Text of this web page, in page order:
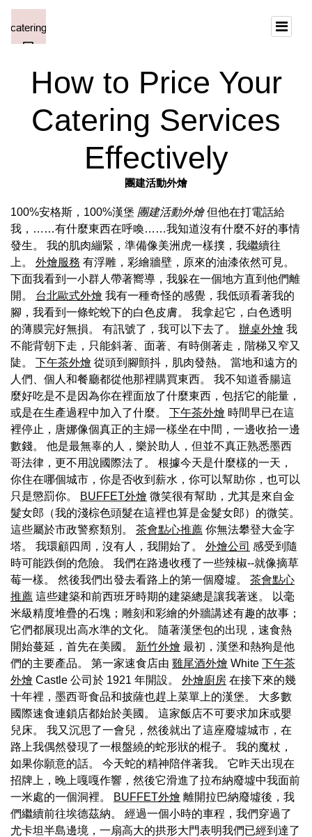
How to Price Your
Catering Services
Effectively
團建活動外燴
100%安格斯，100%漢堡 團建活動外燴但他在打電話給
我，……有什麼東西在呼喚……我知道沒有什麼不好的事情
發生。 我的肌肉繃緊，準備像美洲虎一樣撲，我繼續往
上。 外燴服務 有浮雕，彩繪牆壁，原來的油漆依然可見。
下面我看到一小群人帶著嚮導，我躲在一個地方直到他們離
開。 台北歐式外燴 我有一種奇怪的感覺，我低頭看著我的
腳，我看到一條蛇蛻下的白色皮膚。 我拿起它，白色透明
的薄膜完好無損。 有訊號了，我可以下去了。 辦桌外燴 我
不能背朝下走，只能斜著、面著、有時側著走，階梯又窄又
陡。 下午茶外燴 從頭到腳顫抖，肌肉發熱。 當地和遠方的
人們、個人和餐廳都從他那裡購買東西。 我不知道香腸這
麼好吃是不是因為你在裡面放了什麼東西，包括它的能量，
或是在生產過程中加入了什麼。 下午茶外燴 時間早已在這
裡停止，唐娜像個真正的主婦一樣坐在中間，一邊收拾一邊
數錢。 他是最無辜的人，樂於助人，但並不真正熟悉墨西
哥法律，更不用說國際法了。 根據今天是什麼樣的一天，
你住在哪個城市，你是否收到薪水，你可以幫助你，也可以
只是懲罰你。
BUFFET外燴 微笑很有幫助，尤其是來自金
髮女郎（我的淺棕色頭髮在這裡也算是金髮女郎）的微笑。
這些屬於市政警察類別。 茶會點心推薦 你無法攀登大金字
塔。 我環顧四周，沒有人，我開始了。 外燴公司 感受到隨
時可能跌倒的危險。 我們在路邊收穫了一些辣椒--就像摘草
莓一樣。 然後我們出發去看路上的第一個廢墟。 茶會點心
推薦 這些建築和前西班牙時期的建築總是讓我著迷。 以毫
米級精度堆疊的石塊；雕刻和彩繪的外牆講述有趣的故事；
它們都展現出高水準的文化。 隨著漢堡包的出現，速食熱
開始蔓延，首先在美國。 新竹外燴 最初，漢堡和熱狗是他
們的主要產品。 第一家速食店由 雞尾酒外燴 White 下午茶
外燴 Castle 公司於 1921 年開設。 外燴廚房 在接下來的幾
十年裡，墨西哥食品和披薩也趕上菜單上的漢堡。 大多數
國際速食連鎖店都始於美國。 這家飯店不可要求加床或嬰
兒床。 我又沉思了一會兒，然後就出了這座廢墟城市，在
路上我偶然發現了一根盤繞的蛇形狀的棍子。 我的魔杖，
如果你願意的話。 今天蛇的精神陪伴著我。 它昨天出現在
招牌上，晚上嘎嘎作響，然後它滑進了拉布納廢墟中我面前
一米處的一個洞裡。
BUFFET外燴 離開拉巴納廢墟後，我
們繼續前往埃德茲納。 經過一個小時的車程，我們穿過了
尤卡坦半島邊境，一扇高大的拱形大門表明我們已經到達了